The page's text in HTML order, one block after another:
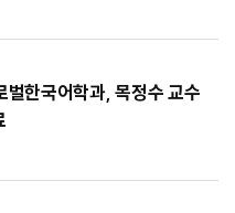
한국어학과, 목정수 교수